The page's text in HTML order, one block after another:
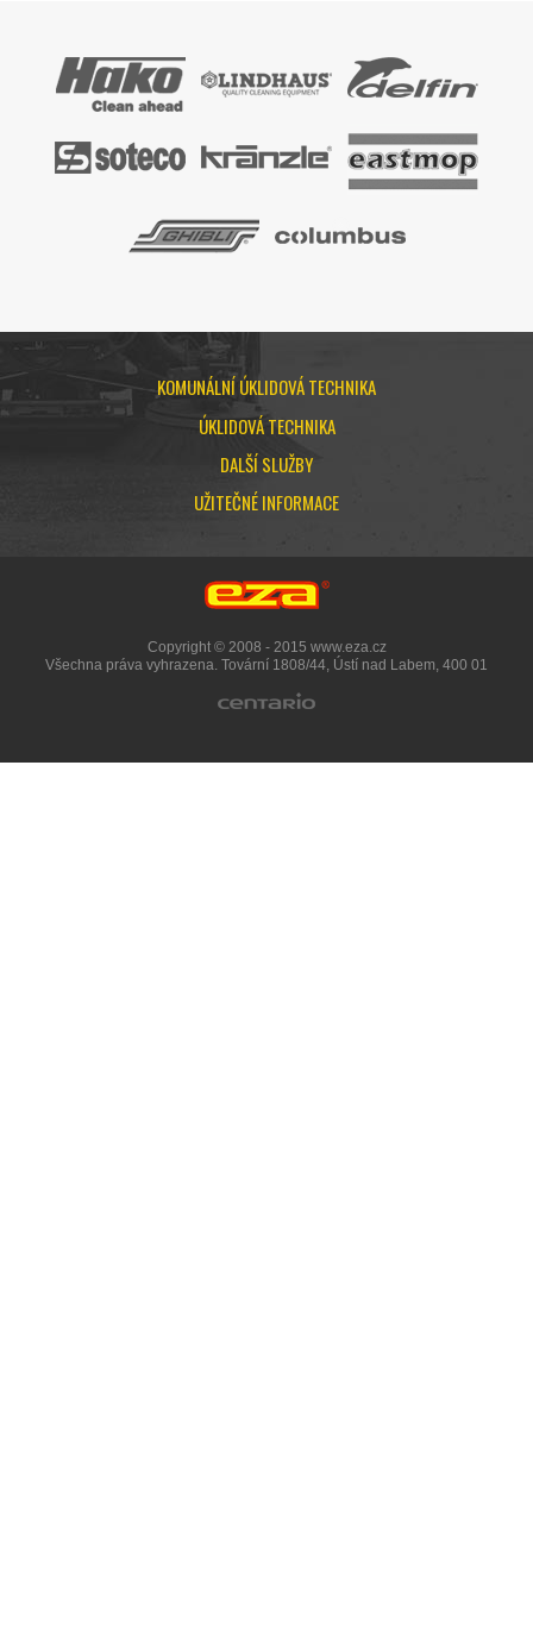
KOMUNÁLNÍ ÚKLIDOVÁ TECHNIKA
ÚKLIDOVÁ TECHNIKA
DALŠÍ SLUŽBY
UŽITEČNÉ INFORMACE
Copyright © 2008 - 2015 www.eza.cz
Všechna práva vyhrazena. Tovární 1808/44, Ústí nad Labem, 400 01